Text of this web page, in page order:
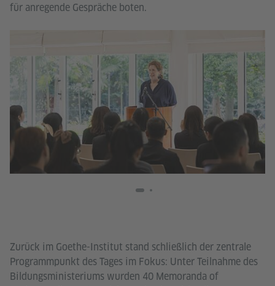
für anregende Gespräche boten.
Zurück im Goethe-Institut stand schließlich der zentrale
Programmpunkt des Tages im Fokus: Unter Teilnahme des
Bildungsministeriums wurden 40 Memoranda of